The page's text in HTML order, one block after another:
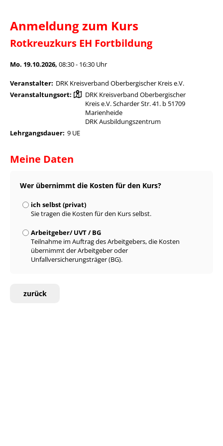
Anmeldung zum Kurs
Rotkreuzkurs EH Fortbildung
Mo. 19.10.2026, 08:30 - 16:30 Uhr
Veranstalter: DRK Kreisverband Oberbergischer Kreis e.V.
Veranstaltungsort:
DRK Kreisverband Oberbergischer
Kreis e.V. Scharder Str. 41. b 51709
Marienheide
DRK Ausbildungszentrum
Lehrgangsdauer: 9 UE
Meine Daten
Wer übernimmt die Kosten für den Kurs?
ich selbst (privat)
Sie tragen die Kosten für den Kurs selbst.
Arbeitgeber/ UVT / BG
Teilnahme im Auftrag des Arbeitgebers, die Kosten
übernimmt der Arbeitgeber oder
Unfallversicherungsträger (BG).
zurück